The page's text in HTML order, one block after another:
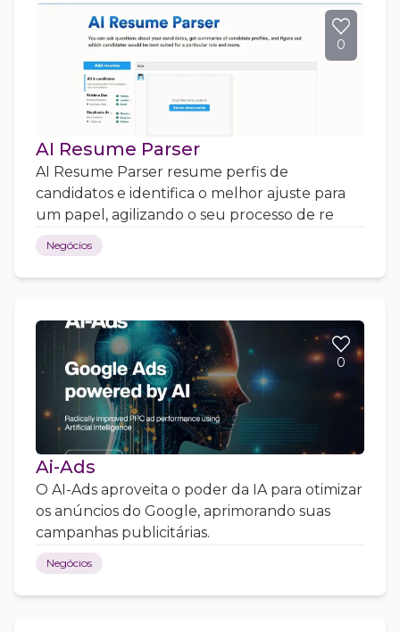
0
AI Resume Parser
AI Resume Parser resume perfis de
candidatos e identifica o melhor ajuste para
um papel, agilizando o seu processo de re
Negócios
0
Ai-Ads
O AI-Ads aproveita o poder da IA para otimizar
os anúncios do Google, aprimorando suas
campanhas publicitárias.
Negócios